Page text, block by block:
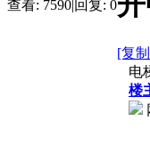
查看: 7590|回复: 0
[复
电
楼